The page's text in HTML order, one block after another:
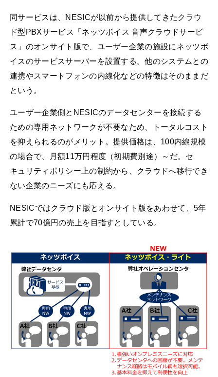
同サービスは、NESICが以前から提供してきたクラウ
ド型PBXサービス「ネッツボイス 音声クラウドサービ
ス」のオンサイト版で、ユーザー企業の施設にネッツボ
イスのサービスサーバーを設置する。他のシステムとの
連携やスマートフォンの内線化などの特徴はそのままだ
という。
ユーザー企業側とNESICのデータセンターを接続する
ための専用ネットワークが不要なため、トータルコスト
を抑えられるのがメリット。提供価格は、100内線規模
の場合で、月額11万円程度（初期費別途）～だ。セ
キュリティポリシー上の制約から、クラウドへ移行でき
ない企業のニーズにも応える。
NESICではクラウド版とオンサイト版をあわせて、5年
累計で70億円の売上を目指すとしている。